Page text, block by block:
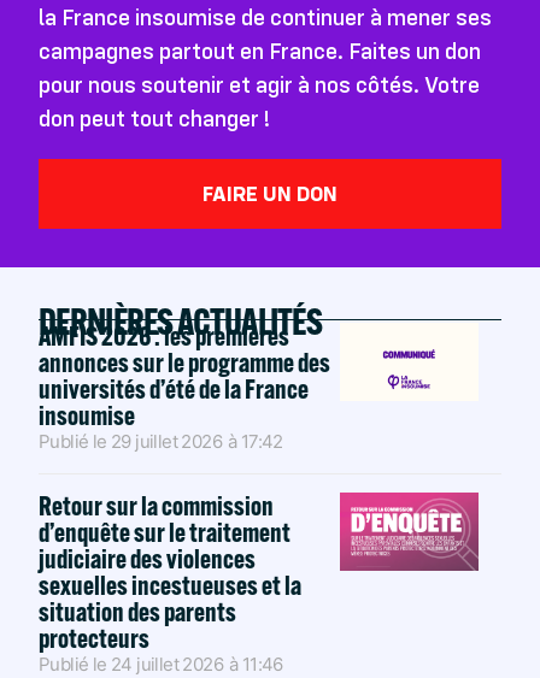
la France insoumise de continuer à mener ses
campagnes partout en France. Faites un don
pour nous soutenir et agir à nos côtés. Votre
don peut tout changer !
FAIRE UN DON
DERNIÈRES ACTUALITÉS
AMFIS 2026 : les premières
annonces sur le programme des
universités d’été de la France
insoumise
Publié le 29 juillet 2026 à 17:42
Retour sur la commission
d’enquête sur le traitement
judiciaire des violences
sexuelles incestueuses et la
situation des parents
protecteurs
Publié le 24 juillet 2026 à 11:46